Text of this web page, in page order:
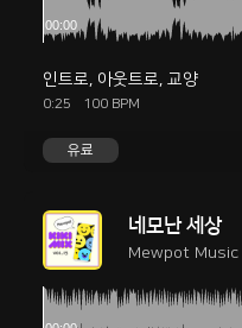
인트로, 아웃트로, 교양
0:25 100 BPM
유료
네모난 세상
Mewpot Music